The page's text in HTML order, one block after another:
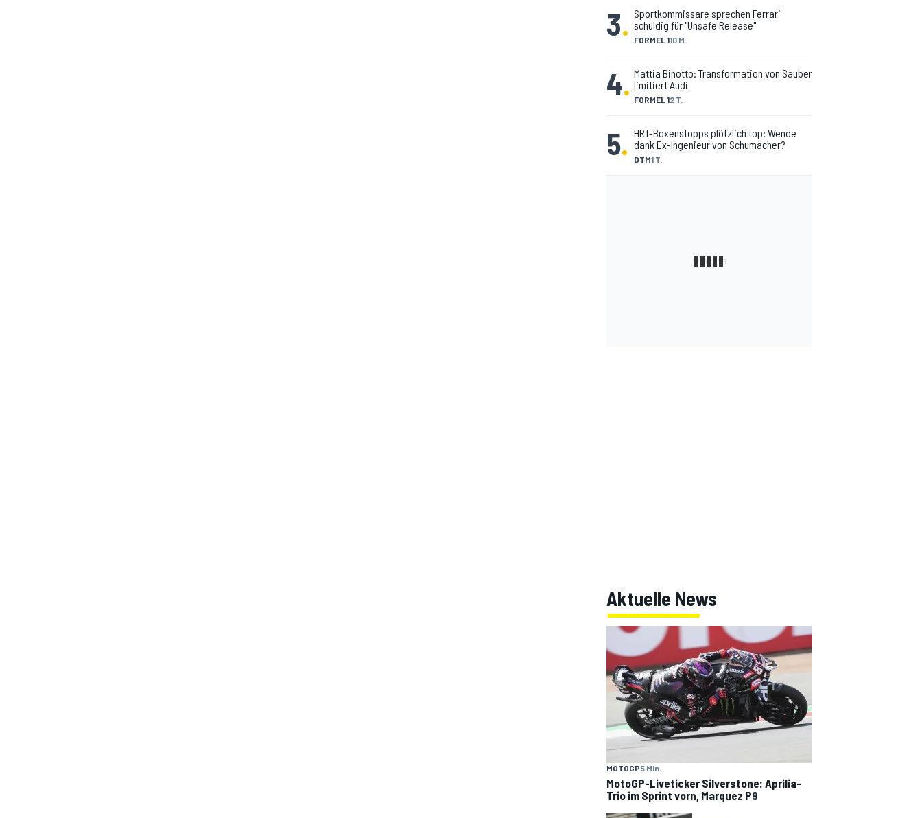
3. FORMEL 110 M.
Sportkommissare sprechen Ferrari
schuldig für "Unsafe Release"
4. FORMEL 12 T.
Mattia Binotto: Transformation von Sauber
limitiert Audi
5. DTM1 T.
HRT-Boxenstopps plötzlich top: Wende
dank Ex-Ingenieur von Schumacher?
Aktuelle News
MOTOGP5 Min.
MotoGP-Liveticker Silverstone: Aprilia-
Trio im Sprint vorn, Marquez P9